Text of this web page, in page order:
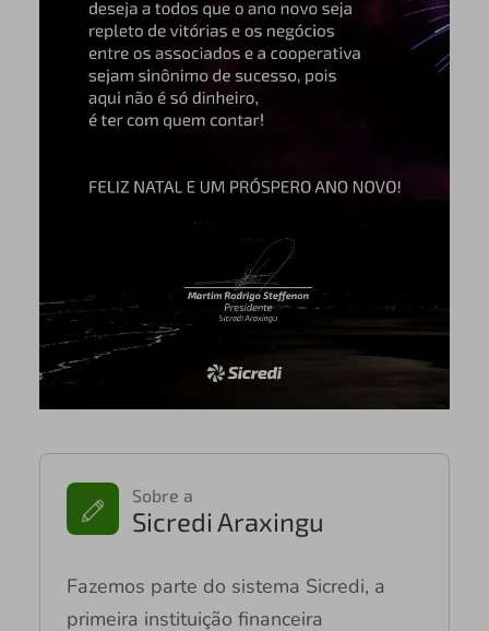
Sobre a
Sicredi Araxingu
Fazemos parte do sistema Sicredi, a
primeira instituição financeira